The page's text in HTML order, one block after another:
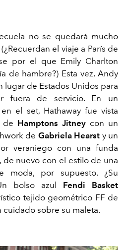
no se quedará mucho
(¿Recuerdan el viaje a París de
por el que Emily Charlton
de hambre?) Esta vez, Andy
lugar de Estados Unidos para
fuera de servicio. En un
el set, Hathaway fue vista
de Hamptons Jitneycon un
de Gabriela Hearst y un
veraniego con una funda
de nuevo con el estilo de una
moda, por supuesto. ¿Su
bolso azul Fendi Basket
tejido geométrico FF de
cuidado sobre su maleta.